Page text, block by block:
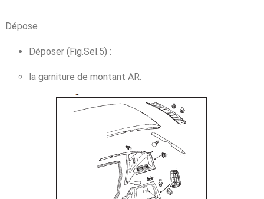
Dépose
Déposer (Fig.Sel.5) :
la garniture de montant AR.